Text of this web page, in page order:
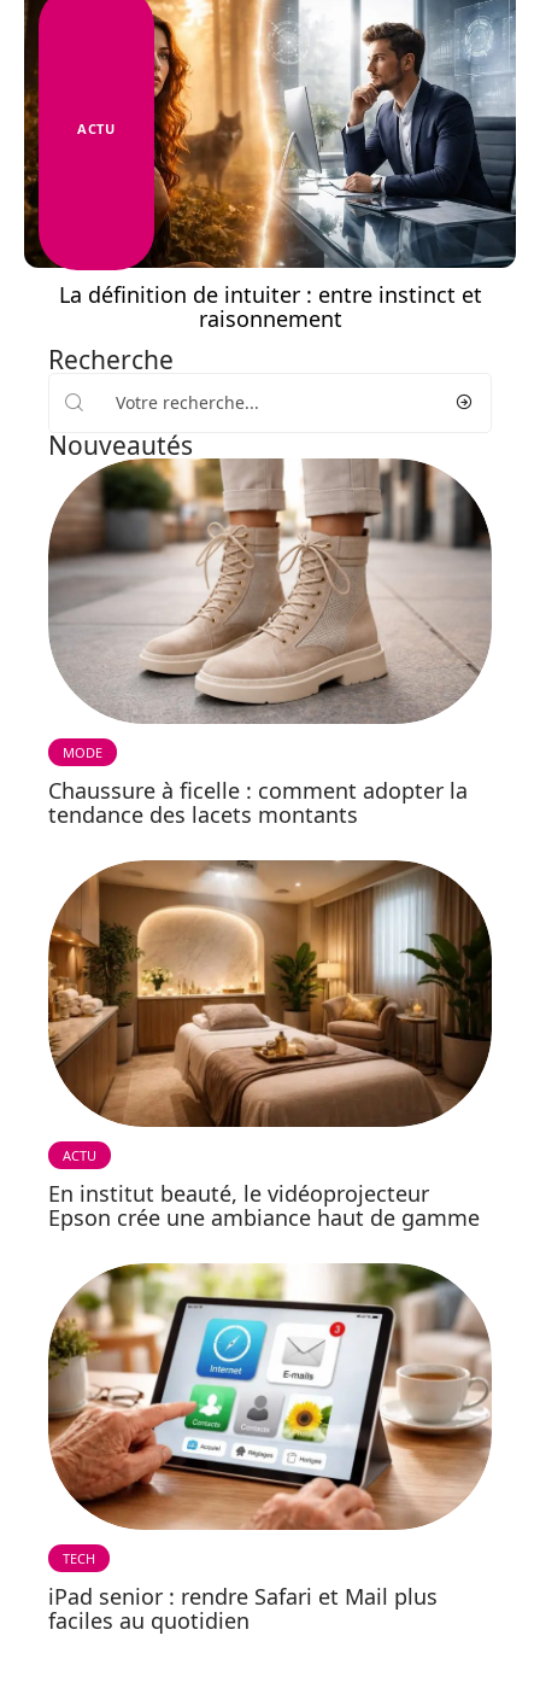
ACTU
La définition de intuiter : entre instinct et
raisonnement
Recherche
Nouveautés
MODE
Chaussure à ficelle : comment adopter la
tendance des lacets montants
ACTU
En institut beauté, le vidéoprojecteur
Epson crée une ambiance haut de gamme
TECH
iPad senior : rendre Safari et Mail plus
faciles au quotidien